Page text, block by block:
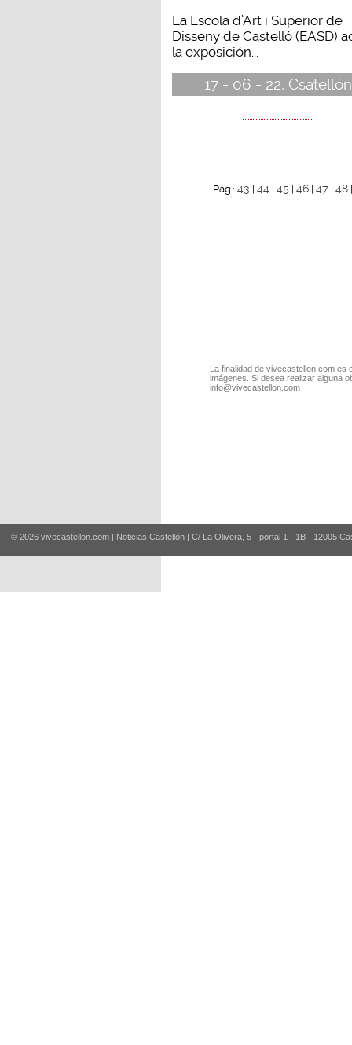
La Escola d’Art i Superior de
Disseny de Castelló (EASD)
la exposición...
17 - 06 - 22, Csatellón
Pág.: 43 44| 45| 46| 47| 48
La finalidad de vivecastellon.com
imágenes. Si desea realizar alguna
info@vivecastellon.com
© 2026 vivecastellon.com | Noticias Castellón | C/ La Olivera, 5 - portal 1 - 1B - 12005